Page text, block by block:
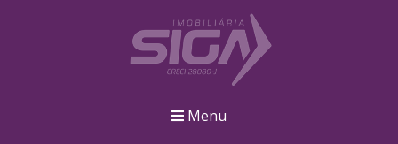
Menu